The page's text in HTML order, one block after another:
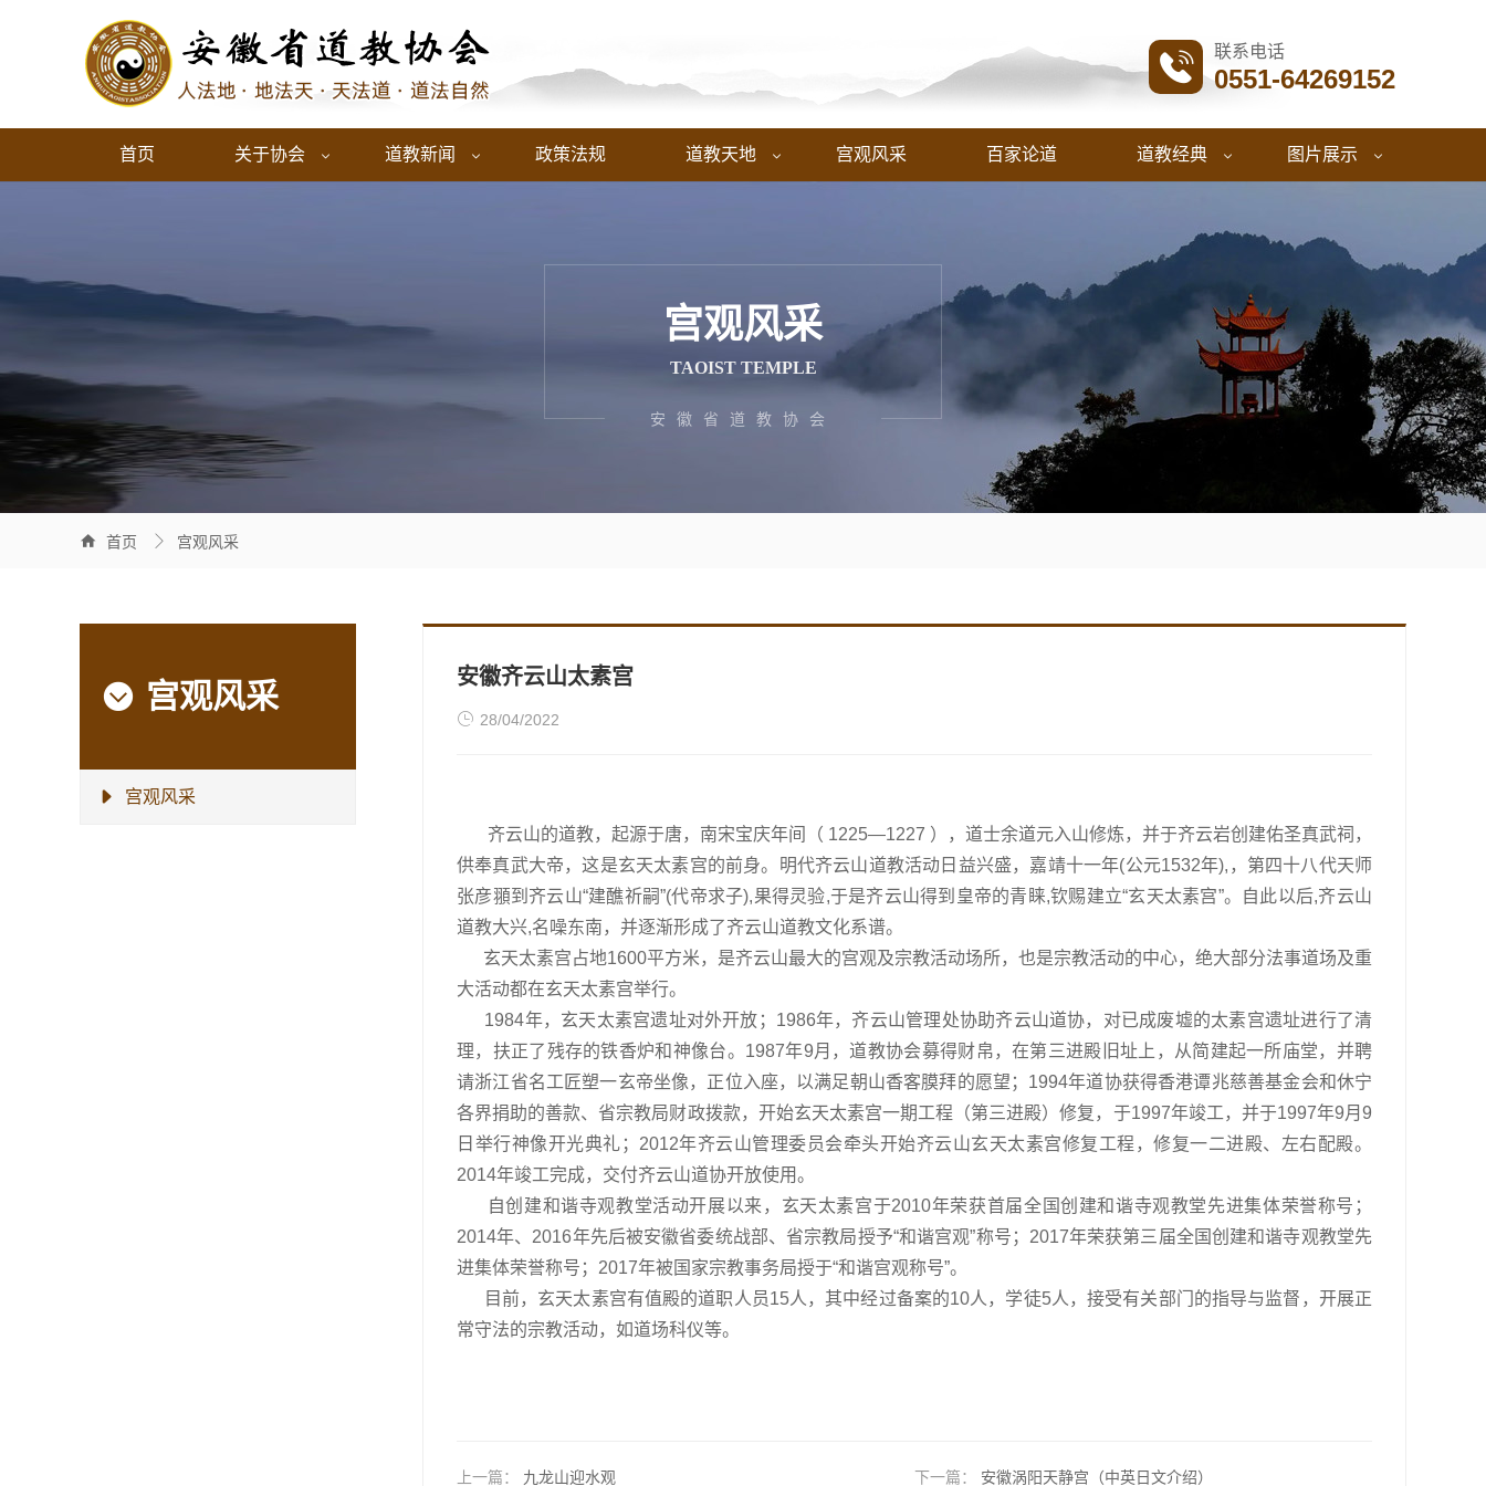
 联系电话
0551-64269152
首页 关于协会  道教新闻  政策法规 道教天地  宫观风采 百家论道 道教经典  图片展示 
宫观风采
TAOIST TEMPLE
安徽省道教协会
 首页  宫观风采
 宫观风采
 宫观风采
安徽齐云山太素宫
 28/04/2022
齐云山的道教，起源于唐， 南宋宝庆年间（ 1225—1227 ），道士余道元入山修炼，并于齐云岩创建佑圣真武祠，
供奉真武大帝，这是玄天太素宫的前身。明代齐云山道教活动日益兴盛，嘉靖十一年(公元1532年),，第四十八代天师
张彦頨到齐云山“建醮祈嗣”(代帝求子),果得灵验,于是齐云山得到皇帝的青睐,钦赐建立“玄天太素宫”。自此以后,齐云山
道教大兴,名噪东南，并逐渐形成了齐云山道教文化系谱。
玄天太素宫占地1600平方米，是齐云山最大的宫观及宗教活动场所，也是宗教活动的中心，绝大部分法事道场及重
大活动都在玄天太素宫举行。
1984年，玄天太素宫遗址对外开放；1986年，齐云山管理处协助齐云山道协，对已成废墟的太素宫遗址进行了清
理，扶正了残存的铁香炉和神像台。1987年9月，道教协会募得财帛，在第三进殿旧址上，从简建起一所庙堂，并聘
请浙江省名工匠塑一玄帝坐像，正位入座，以满足朝山香客膜拜的愿望；1994年道协获得香港谭兆慈善基金会和休宁
各界捐助的善款、省宗教局财政拨款，开始玄天太素宫一期工程（第三进殿）修复，于1997年竣工，并于1997年9月9
日举行神像开光典礼；2012年齐云山管理委员会牵头开始齐云山玄天太素宫修复工程，修复一二进殿、左右配殿。
2014年竣工完成，交付齐云山道协开放使用。
自创建和谐寺观教堂活动开展以来，玄天太素宫于2010年荣获首届全国创建和谐寺观教堂先进集体荣誉称号；
2014年、2016年先后被安徽省委统战部、省宗教局授予“和谐宫观”称号；2017年荣获第三届全国创建和谐寺观教堂先
进集体荣誉称号；2017年被国家宗教事务局授于“和谐宫观称号”。
目前，玄天太素宫有值殿的道职人员15人，其中经过备案的10人，学徒5人，接受有关部门的指导与监督，开展正
常守法的宗教活动，如道场科仪等。
上一篇： 九龙山迎水观 下一篇： 安徽涡阳天静宫（中英日文介绍）